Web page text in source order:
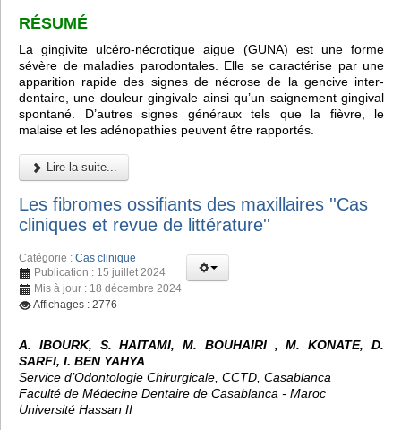
RÉSUMÉ
La gingivite ulcéro-nécrotique aigue (GUNA) est une forme
sévère de maladies parodontales. Elle se caractérise par une
apparition rapide des signes de nécrose de la gencive inter-
dentaire, une douleur gingivale ainsi qu’un saignement gingival
spontané. D’autres signes généraux tels que la fièvre, le
malaise et les adénopathies peuvent être rapportés.
Lire la suite...
Les fibromes ossifiants des maxillaires ''Cas
cliniques et revue de littérature''
Catégorie : Cas clinique
Publication : 15 juillet 2024
Mis à jour : 18 décembre 2024
Affichages : 2776
A. IBOURK, S. HAITAMI, M. BOUHAIRI , M. KONATE, D.
SARFI, I. BEN YAHYA
Service d’Odontologie Chirurgicale, CCTD, Casablanca
Faculté de Médecine Dentaire de Casablanca - Maroc
Université Hassan II